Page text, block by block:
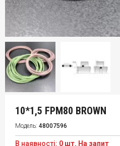
10*1,5 FPM80 BROWN
Модель: 48007596
В наявності: 0 шт. На запит